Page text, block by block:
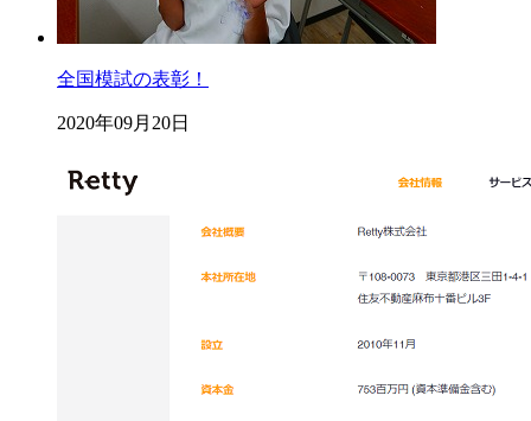
全国模試の表彰！
2020年09月20日